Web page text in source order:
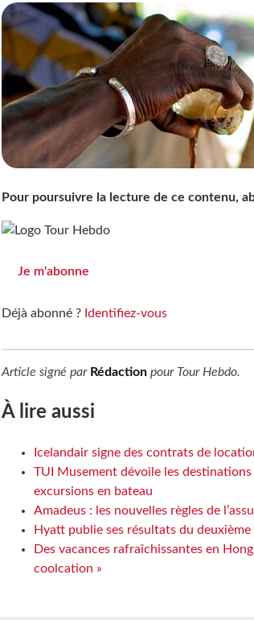
Pour poursuivre la lecture de ce contenu,
Je m'abonne
Déjà abonné ? Identifiez-vous
Article signé par Rédactionpour Tour Hebdo.
À lire aussi
Icelandair signe des contrats de
TUI Musement dévoile les
excursions en bateau
Amadeus : les nouvelles règles de
Hyatt publie ses résultats du
Des vacances rafraîchissantes en
coolcation »